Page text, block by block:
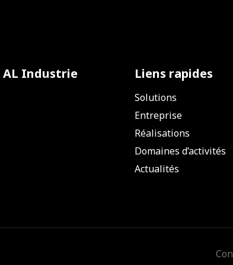
AL Industrie Liens rapides
Solutions
Entreprise
Réalisations
Domaines d’activités
Actualités